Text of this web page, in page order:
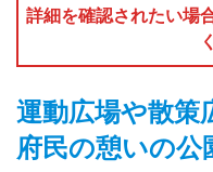
詳細を確認されたい場
運動広場や散策
府民の憩いの公